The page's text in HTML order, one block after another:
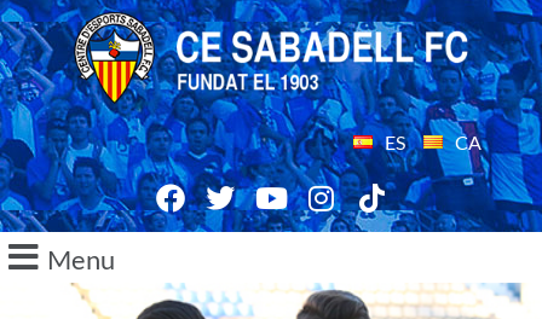
ES CA
Menu